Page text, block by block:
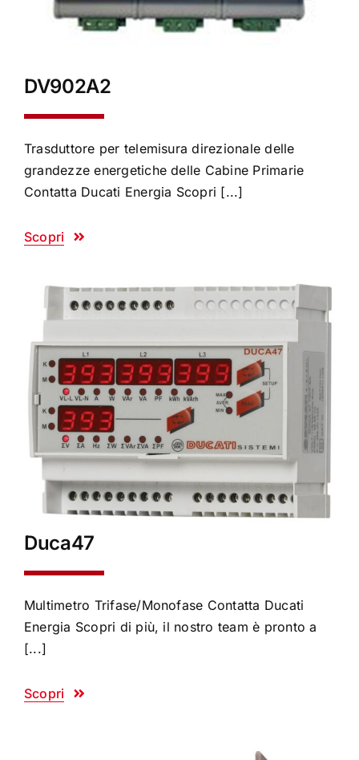
DV902A2
Trasduttore per telemisura direzionale delle
grandezze energetiche delle Cabine Primarie
Contatta Ducati Energia Scopri [...]
Scopri
Duca47
Multimetro Trifase/Monofase Contatta Ducati
Energia Scopri di più, il nostro team è pronto a
[...]
Scopri